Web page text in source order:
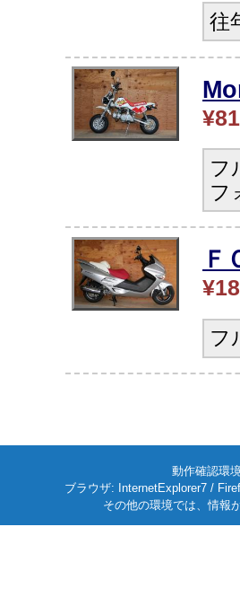
往
フ
フ
Ｆ
フ
動作確認環
ブラウザ: InternetExplorer7 /
その他の環境では、情報